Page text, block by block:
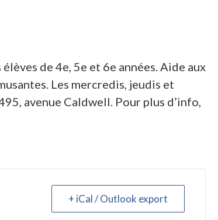
de 4e, 5e et 6e années. Aide aux
Les mercredis, jeudis et
avenue Caldwell. Pour plus d’info,
+ iCal / Outlook export